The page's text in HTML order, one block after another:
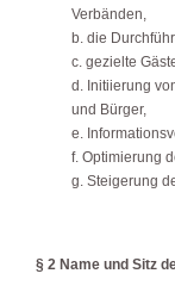
Verbänden,
b. die
c. gezielte
d. Initiierung
und Bürger,
e.
f. Optimierung
g. Steigerung
§ 2 Name und Sitz